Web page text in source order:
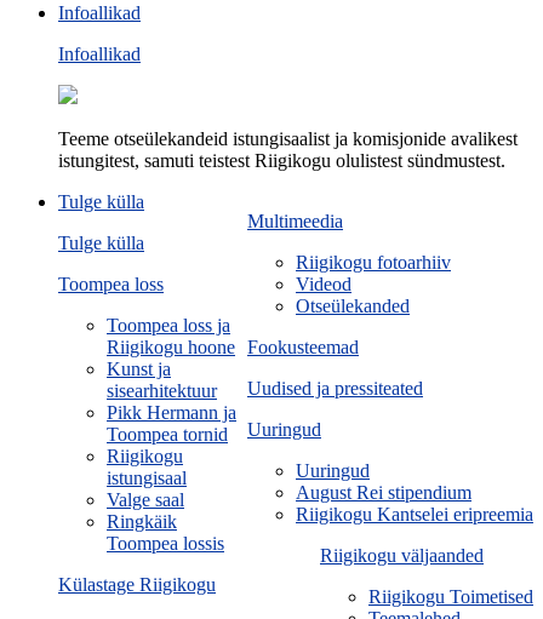
Infoallikad
Infoallikad
Teeme otseülekandeid istungisaalist ja komisjonide avalikest
istungitest, samuti teistest Riigikogu olulistest sündmustest.
Multimeedia
Riigikogu fotoarhiiv
Videod
Otseülekanded
Fookusteemad
Uudised ja pressiteated
Uuringud
Uuringud
August Rei stipendium
Riigikogu Kantselei eripreemia
Riigikogu väljaanded
Riigikogu Toimetised
Tulge külla
Tulge külla
Toompea loss
Toompea loss ja
Riigikogu hoone
Kunst ja
sisearhitektuur
Pikk Hermann ja
Toompea tornid
Riigikogu
istungisaal
Valge saal
Ringkäik
Toompea lossis
Külastage Riigikogu